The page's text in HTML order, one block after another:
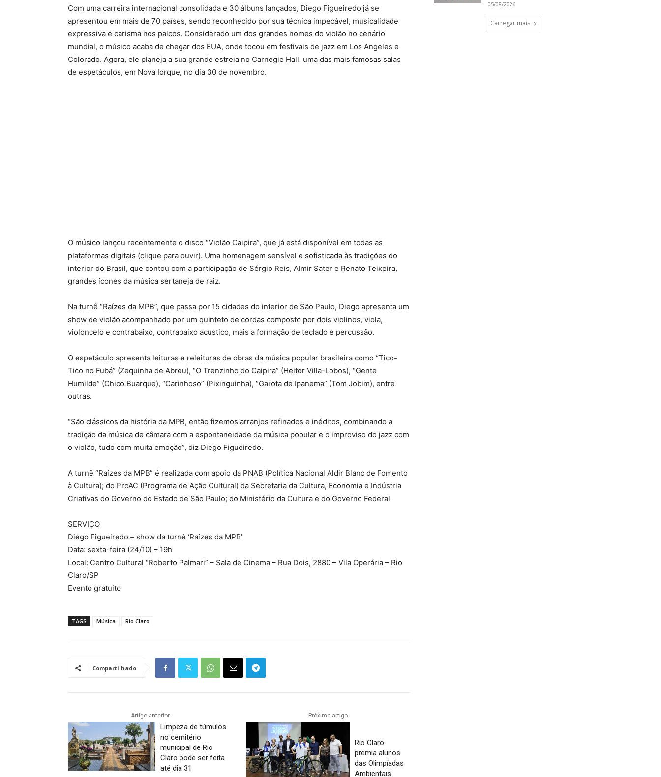
Com uma carreira internacional consolidada e 30 álbuns lançados, Diego Figueiredo já se
apresentou em mais de 70 países, sendo reconhecido por sua técnica impecável, musicalidade
expressiva e carisma nos palcos. Considerado um dos grandes nomes do violão no cenário
mundial, o músico acaba de chegar dos EUA, onde tocou em festivais de jazz em Los Angeles e
Colorado. Agora, ele planeja a sua grande estreia no Carnegie Hall, uma das mais famosas salas
de espetáculos, em Nova Iorque, no dia 30 de novembro.
O músico lançou recentemente o disco “Violão Caipira”, que já está disponível em todas as
plataformas digitais (clique para ouvir). Uma homenagem sensível e sofisticada às tradições do
interior do Brasil, que contou com a participação de Sérgio Reis, Almir Sater e Renato Teixeira,
grandes ícones da música sertaneja de raiz.
Na turnê “Raízes da MPB”, que passa por 15 cidades do interior de São Paulo, Diego apresenta um
show de violão acompanhado por um quinteto de cordas composto por dois violinos, viola,
violoncelo e contrabaixo, contrabaixo acústico, mais a formação de teclado e percussão.
O espetáculo apresenta leituras e releituras de obras da música popular brasileira como “Tico-
Tico no Fubá” (Zequinha de Abreu), “O Trenzinho do Caipira” (Heitor Villa-Lobos), “Gente
Humilde” (Chico Buarque), “Carinhoso” (Pixinguinha), “Garota de Ipanema” (Tom Jobim), entre
outras.
“São clássicos da história da MPB, então fizemos arranjos refinados e inéditos, combinando a
tradição da música de câmara com a espontaneidade da música popular e o improviso do jazz com
o violão, tudo com muita emoção”, diz Diego Figueiredo.
A turnê “Raízes da MPB” é realizada com apoio da PNAB (Política Nacional Aldir Blanc de Fomento
à Cultura); do ProAC (Programa de Ação Cultural) da Secretaria da Cultura, Economia e Indústria
Criativas do Governo do Estado de São Paulo; do Ministério da Cultura e do Governo Federal.
SERVIÇO
Diego Figueiredo – show da turnê ‘Raízes da MPB’
Data: sexta-feira (24/10) – 19h
Local: Centro Cultural “Roberto Palmari” – Sala de Cinema – Rua Dois, 2880 – Vila Operária – Rio
Claro/SP
Evento gratuito
TAGS Música Rio Claro
Compartilhado
Artigo anterior
Limpeza de túmulos
no cemitério
municipal de Rio
Claro pode ser feita
até dia 31
Próximo artigo
Rio Claro
premia alunos
das Olimpíadas
Ambientais
05/08/2026
Carregar mais